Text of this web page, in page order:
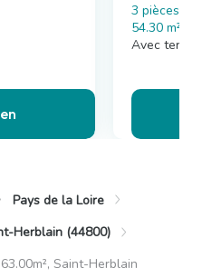
3 pièces , 2
54.30 m²
Avec
Pays de la Loire
Herblain (44800)
Saint-Herblain